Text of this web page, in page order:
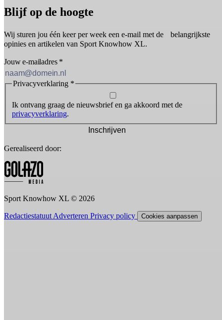
Blijf op de hoogte
Wij sturen jou één keer per week een e-mail met de belangrijkste
opinies en artikelen van Sport Knowhow XL.
Jouw e-mailadres *
Privacyverklaring *
Ik ontvang graag de nieuwsbrief en ga akkoord met de
privacyverklaring.
Inschrijven
Gerealiseerd door:
Sport Knowhow XL © 2026
Redactiestatuut Adverteren Privacy policy Cookies aanpassen